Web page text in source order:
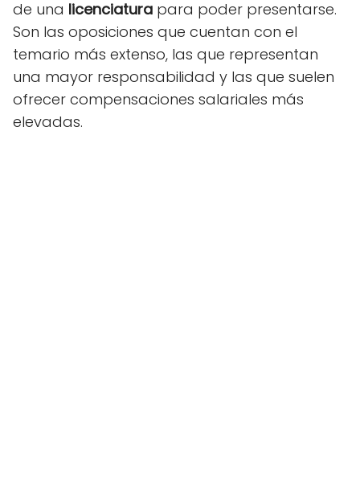
de una licenciatura para poder presentarse.
Son las oposiciones que cuentan con el
temario más extenso, las que representan
una mayor responsabilidad y las que suelen
ofrecer compensaciones salariales más
elevadas.